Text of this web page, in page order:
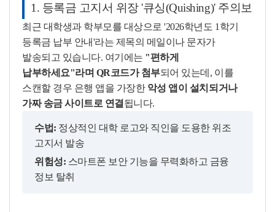
1. 등록금 고지서 위장 '큐싱(Quishing)' 주의보
최근 대학생과 학부모를 대상으로 '2026학년도 1학기
등록금 납부 안내'라는 제목의 메일이나 문자가
발송되고 있습니다. 여기에는 "편하게
납부하세요"라며 QR코드가 첨부되어 있는데, 이를
스캔할 경우 은행 앱을 가장한 악성 앱이 설치되거나
가짜 송금 사이트로 연결 됩니다.
수법: 정상적인 대학 로고와 직인을 도용한 위조
고지서 발송
위험성: 스마트폰 보안 기능을 무력화하고 금융
정보 탈취